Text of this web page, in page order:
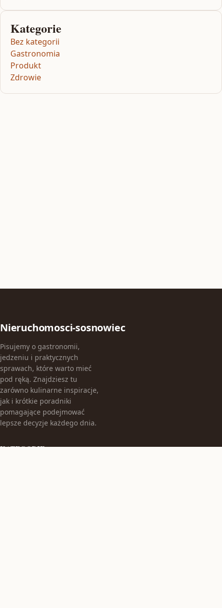
Kategorie
Bez kategorii
Gastronomia
Produkt
Zdrowie
Nieruchomosci-sosnowiec
Pisujemy o gastronomii,
jedzeniu i praktycznych
sprawach, które warto mieć
pod ręką. Znajdziesz tu
zarówno kulinarne inspiracje,
jak i krótkie poradniki
pomagające podejmować
lepsze decyzje każdego dnia.
KATEGORIE